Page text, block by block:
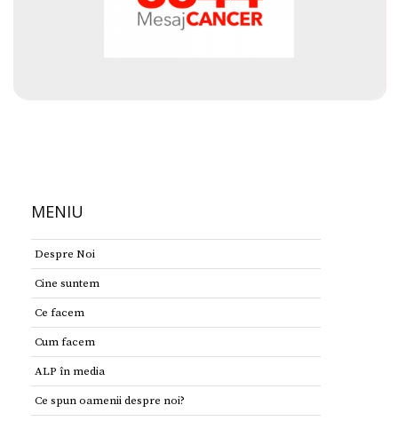
MENIU
Despre Noi
Cine suntem
Ce facem
Cum facem
ALP în media
Ce spun oamenii despre noi?